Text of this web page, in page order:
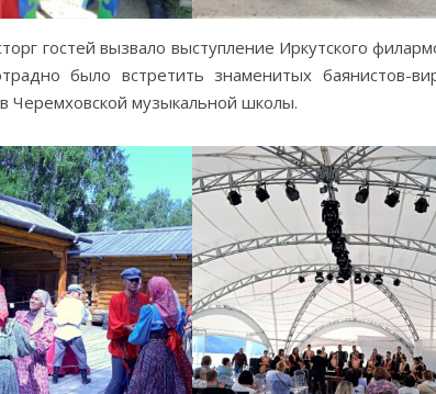
гостей вызвало выступление Иркутского
было встретить знаменитых баянистов-
Черемховской музыкальной школы.